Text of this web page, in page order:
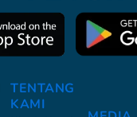
TENTANG
KAMI